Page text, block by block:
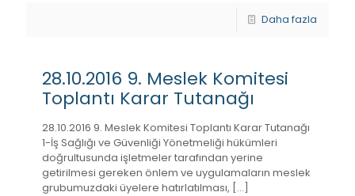
Daha fazla
28.10.2016 9. Meslek Komitesi
Toplantı Karar Tutanağı
28.10.2016 9. Meslek Komitesi Toplantı Karar Tutanağı
1-İş Sağlığı ve Güvenliği Yönetmeliği hükümleri
doğrultusunda işletmeler tarafından yerine
getirilmesi gereken önlem ve uygulamaların meslek
grubumuzdaki üyelere hatırlatılması, […]